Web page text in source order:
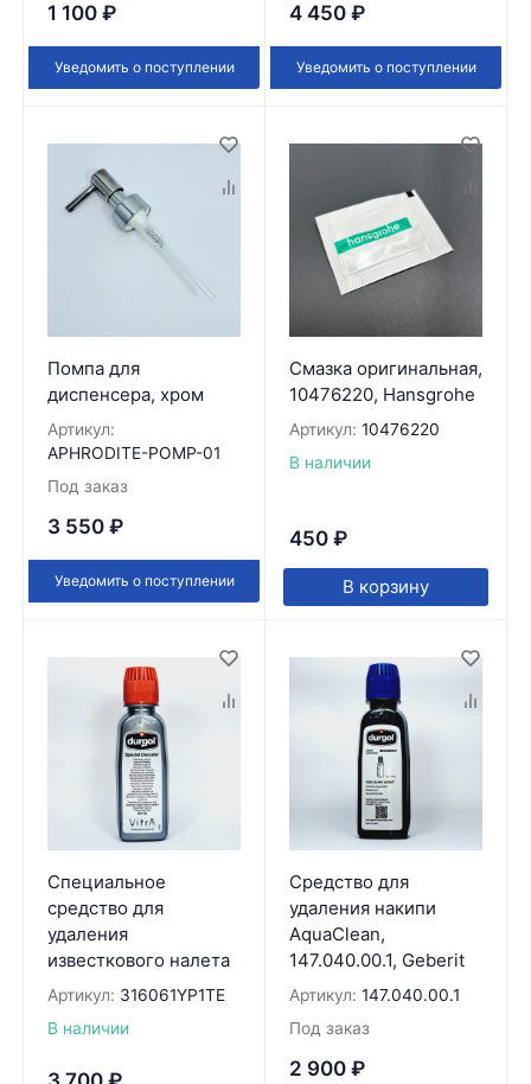
1 100 ₽
Уведомить о поступлении
4 450 ₽
Уведомить о поступлении
Помпа для
диспенсера, хром
Артикул:
APHRODITE-POMP-01
Под заказ
3 550 ₽
Уведомить о поступлении
Смазка оригинальная,
10476220, Hansgrohe
Артикул: 10476220
В наличии
450 ₽
В корзину
Специальное
средство для
удаления
известкового налета
Артикул: 316061YP1TE
В наличии
Средство для
удаления накипи
AquaClean,
147.040.00.1, Geberit
Артикул: 147.040.00.1
Под заказ
2 900 ₽